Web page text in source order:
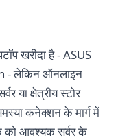
खरीदा है - ASUS
- लेकिन ऑनलाइन
या क्षेत्रीय स्टोर
कनेक्शन के मार्ग में
को आवश्यक सर्वर के